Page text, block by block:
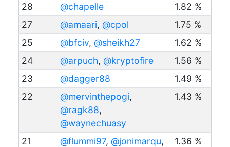
28
@chapelle
1.82 %
27
@amaari, @cpol
1.75 %
25
@bfciv, @sheikh27
1.62 %
24
@arpuch, @kryptofire
1.56 %
23
@dagger88
1.49 %
22
@mervinthepogi,
@ragk88,
@waynechuasy
1.43 %
21 @flummi97, @jonimarqu,
1.36 %